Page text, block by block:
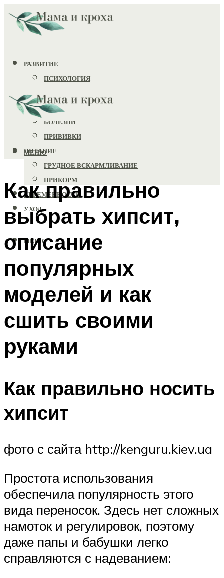
РАЗВИТИЕ
ПСИХОЛОГИЯ
ИГРУШКИ
ЗДОРОВЬЕ
БОЛЕЗНИ
ПРИВИВКИ
ПИТАНИЕ
ГРУДНОЕ ВСКАРМЛИВАНИЕ
ПРИКОРМ
БЕРЕМЕННОСТЬ
УХОД
МЕНЮ
МЕНЮ
Как правильно
выбрать хипсит,
описание
популярных
моделей и как
сшить своими
руками
Как правильно носить
хипсит
фото с сайта http://kenguru.kiev.ua
Простота использования
обеспечила популярность этого
вида переносок. Здесь нет сложных
намоток и регулировок, поэтому
даже папы и бабушки легко
справляются с надеванием: